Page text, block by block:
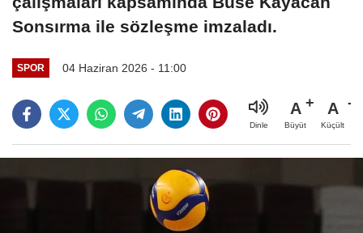
Sonsırma ile sözleşme imzaladı.
SPOR 04 Haziran 2026 - 11:00
Dinle
A
Büyüt
A
Küçült